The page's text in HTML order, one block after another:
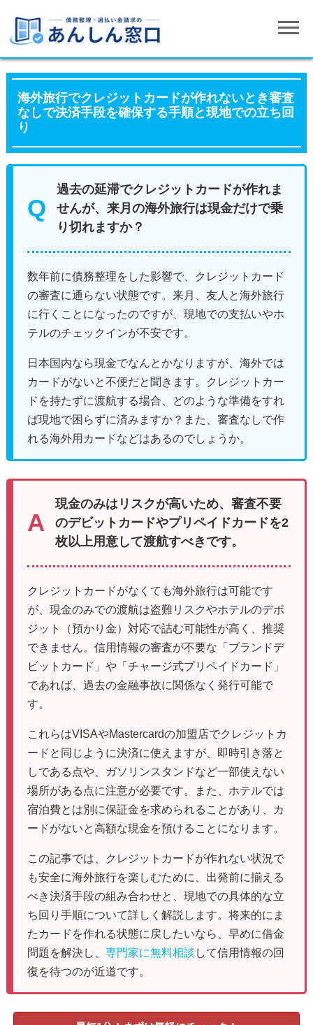
海外旅行でクレジットカードが作れないとき審査
なしで決済手段を確保する手順と現地での立ち回
り
過去の延滞でクレジットカードが作れま
せんが、来月の海外旅行は現金だけで乗
り切れますか？
数年前に債務整理をした影響で、クレジットカード
の審査に通らない状態です。来月、友人と海外旅行
に行くことになったのですが、現地での支払いやホ
テルのチェックインが不安です。
日本国内なら現金でなんとかなりますが、海外では
カードがないと不便だと聞きます。クレジットカー
ドを持たずに渡航する場合、どのような準備をすれ
ば現地で困らずに済みますか？また、審査なしで作
れる海外用カードなどはあるのでしょうか。
現金のみはリスクが高いため、審査不要
のデビットカードやプリペイドカードを2
枚以上用意して渡航すべきです。
クレジットカードがなくても海外旅行は可能です
が、現金のみでの渡航は盗難リスクやホテルのデポ
ジット（預かり金）対応で詰む可能性が高く、推奨
できません。信用情報の審査が不要な「ブランドデ
ビットカード」や「チャージ式プリペイドカード」
であれば、過去の金融事故に関係なく発行可能で
す。
これらはVISAやMastercardの加盟店でクレジットカ
ードと同じように決済に使えますが、即時引き落と
しである点や、ガソリンスタンドなど一部使えない
場所がある点に注意が必要です。また、ホテルでは
宿泊費とは別に保証金を求められることがあり、カ
ードがないと高額な現金を預けることになります。
この記事では、クレジットカードが作れない状況で
も安全に海外旅行を楽しむために、出発前に揃える
べき決済手段の組み合わせと、現地での具体的な立
ち回り手順について詳しく解説します。将来的にま
たカードを作れる状態に戻したいなら、早めに借金
問題を解決し、 専門家に無料相談 して信用情報の回
復を待つのが近道です。